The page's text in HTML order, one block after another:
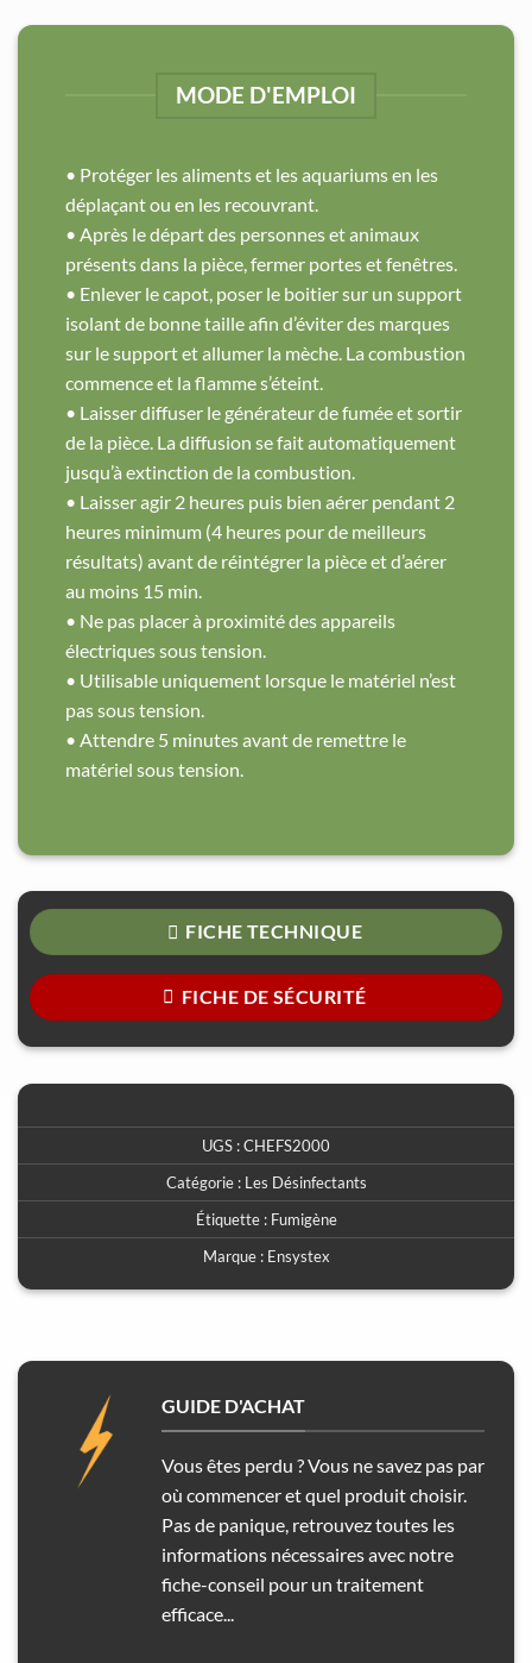
MODE D'EMPLOI
• Protéger les aliments et les aquariums en les
déplaçant ou en les recouvrant.
• Après le départ des personnes et animaux
présents dans la pièce, fermer portes et fenêtres.
• Enlever le capot, poser le boitier sur un support
isolant de bonne taille afin d’éviter des marques
sur le support et allumer la mèche. La combustion
commence et la flamme s’éteint.
• Laisser diffuser le générateur de fumée et sortir
de la pièce. La diffusion se fait automatiquement
jusqu’à extinction de la combustion.
• Laisser agir 2 heures puis bien aérer pendant 2
heures minimum (4 heures pour de meilleurs
résultats) avant de réintégrer la pièce et d’aérer
au moins 15 min.
• Ne pas placer à proximité des appareils
électriques sous tension.
• Utilisable uniquement lorsque le matériel n’est
pas sous tension.
• Attendre 5 minutes avant de remettre le
matériel sous tension.
FICHE TECHNIQUE
FICHE DE SÉCURITÉ
UGS :CHEFS2000
Catégorie : Les Désinfectants
Étiquette : Fumigène
Marque : Ensystex
GUIDE D'ACHAT
Vous êtes perdu ? Vous ne savez pas par
où commencer et quel produit choisir.
Pas de panique, retrouvez toutes les
informations nécessaires avec notre
fiche-conseil pour un traitement
efficace...